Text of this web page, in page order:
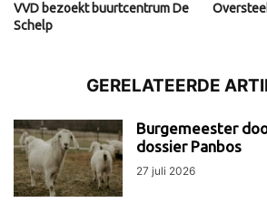
VVD bezoekt buurtcentrum De
Schelp
GERELATEERDE
Burgemeester
dossier Panbos
27 juli 2026